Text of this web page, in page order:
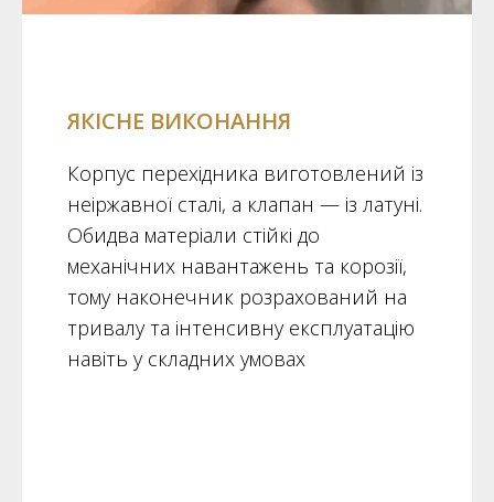
ЯКІСНЕ ВИКОНАННЯ
Корпус перехідника виготовлений із
неіржавної сталі, а клапан — із латуні.
Обидва матеріали стійкі до
механічних навантажень та корозії,
тому наконечник розрахований на
тривалу та інтенсивну експлуатацію
навіть у складних умовах